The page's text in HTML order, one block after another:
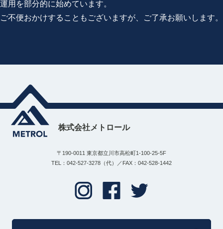
運用を部分的に始めています。
ご不便おかけすることもございますが、ご了承お願いします。
株式会社メトロール
〒190-0011 東京都立川市高松町1-100-25-5F
TEL：042-527-3278（代）／FAX：042-528-1442